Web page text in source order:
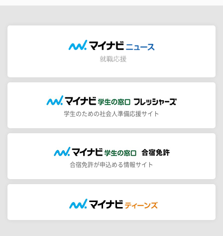
学生のための社会人準備応援サイト
合宿免許が申込める情報サイト